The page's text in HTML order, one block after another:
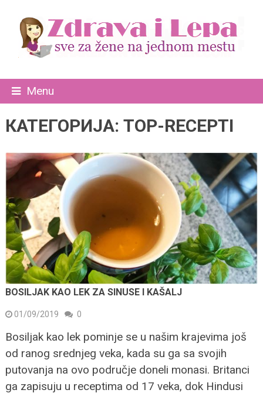
Menu
КАТЕГОРИЈА: TOP-RECEPTI
BOSILJAK KAO LEK ZA SINUSE I KAŠALJ
01/09/2019 0
Bosiljak kao lek pominje se u našim krajevima još
od ranog srednjeg veka, kada su ga sa svojih
putovanja na ovo područje doneli monasi. Britanci
ga zapisuju u receptima od 17 veka, dok Hindusi